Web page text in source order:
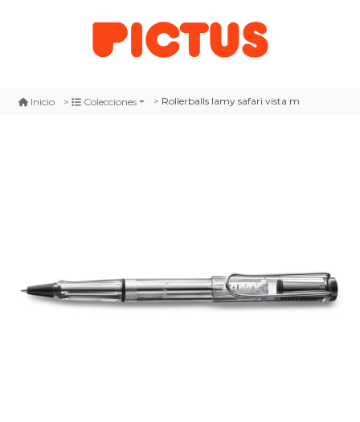
Inicio Colecciones Rollerballs lamy safari vista m